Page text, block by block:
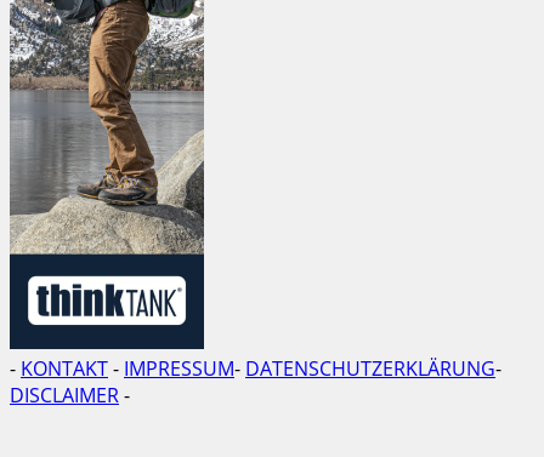
- KONTAKT- IMPRESSUM- DATENSCHUTZERKLÄRUNG-
DISCLAIMER-